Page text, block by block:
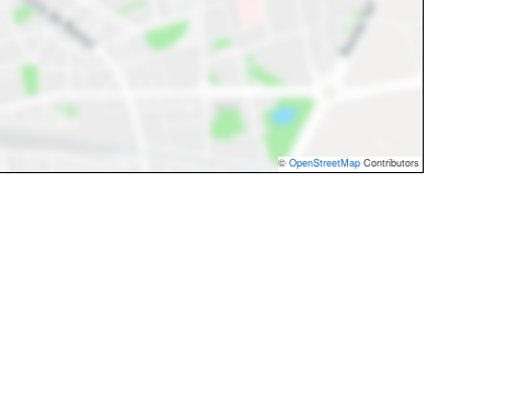
© OpenStreetMap Contributors